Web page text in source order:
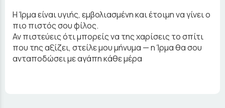
Η Ίρμα είναι υγιής, εμβολιασμένη και έτοιμη να γίνει ο
πιο πιστός σου φίλος.
Αν πιστεύεις ότι μπορείς να της χαρίσεις το σπίτι
που της αξίζει, στείλε μου μήνυμα — η Ίρμα θα σου
ανταποδώσει με αγάπη κάθε μέρα